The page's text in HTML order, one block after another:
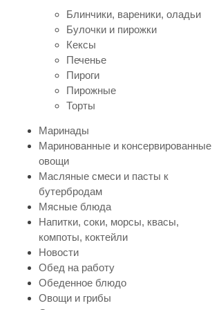
Блинчики, вареники, оладьи
Булочки и пирожки
Кексы
Печенье
Пироги
Пирожные
Торты
Маринады
Маринованные и консервированные
овощи
Масляные смеси и пасты к
бутербродам
Мясные блюда
Напитки, соки, морсы, квасы,
компоты, коктейли
Новости
Обед на работу
Обеденное блюдо
Овощи и грибы